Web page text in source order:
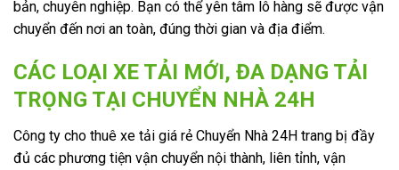
bản, chuyên nghiệp. Bạn có thể yên tâm lô hàng sẽ được vận
chuyển đến nơi an toàn, đúng thời gian và địa điểm.
CÁC LOẠI XE TẢI MỚI, ĐA DẠNG TẢI
TRỌNG TẠI CHUYỂN NHÀ 24H
Công ty cho thuê xe tải giá rẻ Chuyển Nhà 24H trang bị đầy
đủ các phương tiện vận chuyển nội thành, liên tỉnh, vận